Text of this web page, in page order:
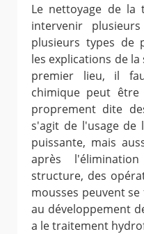
Le nettoyage de
intervenir
plusieurs types de
les explications de la
premier lieu, il
chimique peut
proprement dite
s'agit de l'usage de
puissante, mais
après
structure, des
mousses peuvent
au développement
a le traitement